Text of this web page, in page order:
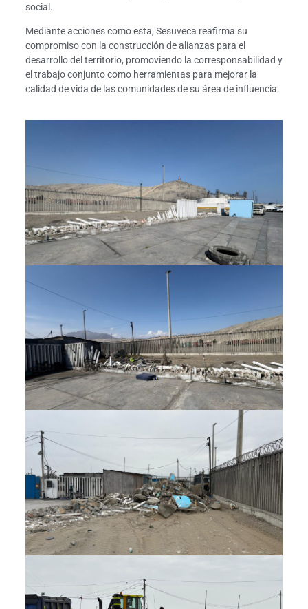
social.
Mediante acciones como esta, Sesuveca reafirma su
compromiso con la construcción de alianzas para el
desarrollo del territorio, promoviendo la corresponsabilidad y
el trabajo conjunto como herramientas para mejorar la
calidad de vida de las comunidades de su área de influencia.